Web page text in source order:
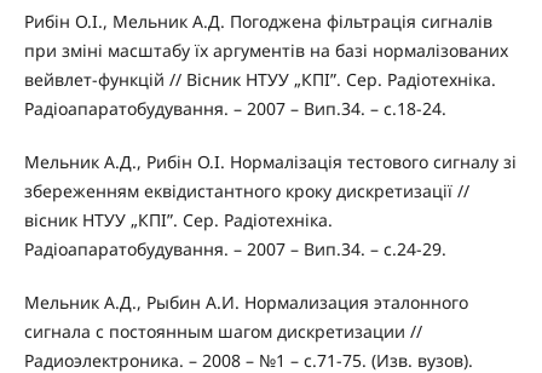
Рибін О.І., Мельник А.Д. Погоджена фільтрація сигналів
при зміні масштабу їх аргументів на базі нормалізованих
вейвлет-функцій // Вісник НТУУ „КПІ”. Сер. Радіотехніка.
Радіоапаратобудування. – 2007 – Вип.34. – с.18-24.
Мельник А.Д., Рибін О.І. Нормалізація тестового сигналу зі
збереженням еквідистантного кроку дискретизації //
вісник НТУУ „КПІ”. Сер. Радіотехніка.
Радіоапаратобудування. – 2007 – Вип.34. – с.24-29.
Мельник А.Д., Рыбин А.И. Нормализация эталонного
сигнала с постоянным шагом дискретизации //
Радиоэлектроника. – 2008 – №1 – с.71-75. (Изв. вузов).